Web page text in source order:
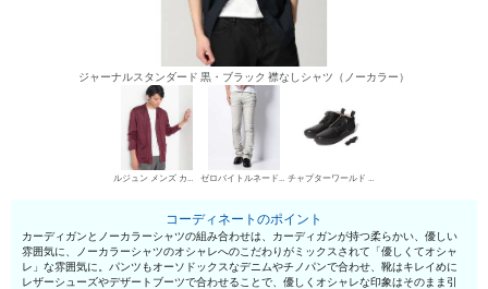
ジャーナルスタンダード 黒・ブラック 襟なしシャツ（ノーカラー）
ルジュン メンズ カーディガン ゼロバイトルネードマート デニムパンツ・ジーンズ チャプターワールド デザートブーツ
コーディネートのポイント
カーディガンとノーカラーシャツの組み合わせは、カーディガンが持つ柔らかい、優しい
雰囲気に、ノーカラーシャツのオシャレへのこだわりがミックスされて「優しくてオシャ
レ」な雰囲気に。パンツもオーソドックスなデニムやチノパンで合わせ、靴はキレイめに
レザーシューズやデザートブーツで合わせることで、優しくオシャレな印象はそのまま引